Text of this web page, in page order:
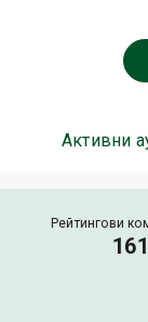
Активни
Рейтингови